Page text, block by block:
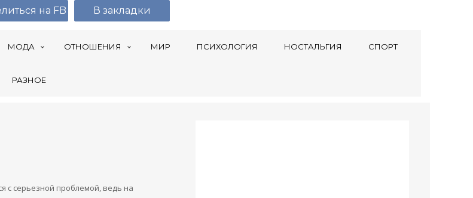
МОДА ОТНОШЕНИЯ МИР ПСИХОЛОГИЯ НОСТАЛЬГИЯ СПОРТ
РАЗНОЕ
с серьезной проблемой, ведь на
на FB В закладки